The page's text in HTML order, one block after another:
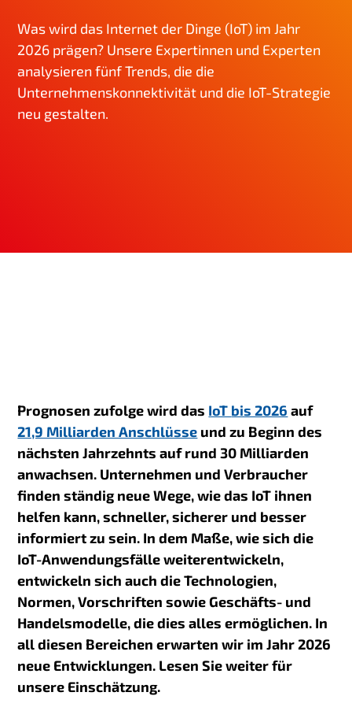
Was wird das Internet der Dinge (IoT) im Jahr
2026 prägen? Unsere Expertinnen und Experten
analysieren fünf Trends, die die
Unternehmenskonnektivität und die IoT-Strategie
neu gestalten.
Prognosen zufolge wird das IoT bis 2026 auf
21,9 Milliarden Anschlüsse und zu Beginn des
nächsten Jahrzehnts auf rund 30 Milliarden
anwachsen. Unternehmen und Verbraucher
finden ständig neue Wege, wie das IoT ihnen
helfen kann, schneller, sicherer und besser
informiert zu sein. In dem Maße, wie sich die
IoT-Anwendungsfälle weiterentwickeln,
entwickeln sich auch die Technologien,
Normen, Vorschriften sowie Geschäfts- und
Handelsmodelle, die dies alles ermöglichen. In
all diesen Bereichen erwarten wir im Jahr 2026
neue Entwicklungen. Lesen Sie weiter für
unsere Einschätzung.